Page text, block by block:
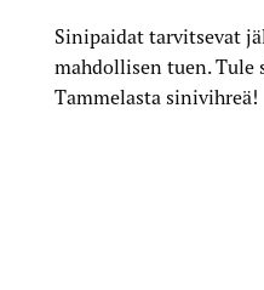
Sinipaidat tarvitsevat
mahdollisen tuen. Tule
Tammelasta sinivihreä!